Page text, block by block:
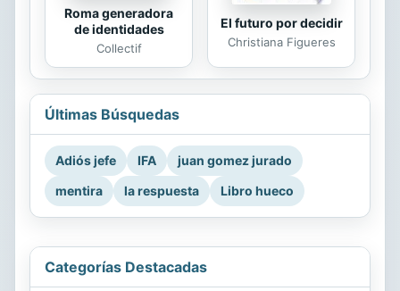
Roma generadora
de identidades
Collectif
El futuro por decidir
Christiana Figueres
Últimas Búsquedas
Adiós jefe IFA
juan gomez jurado
mentira
la respuesta Libro hueco
Categorías Destacadas